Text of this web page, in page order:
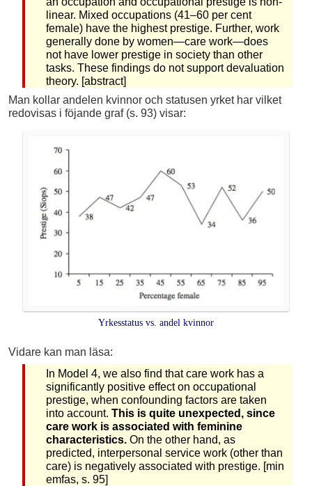
linear. Mixed occupations (41–60 per cent
female) have the highest prestige. Further, work
generally done by women—care work—does
not have lower prestige in society than other
tasks. These findings do not support devaluation
theory. [abstract]
Man kollar andelen kvinnor och statusen yrket har vilket
redovisas i föjande graf (s. 93) visar:
Yrkesstatus vs. andel kvinnor
Vidare kan man läsa:
In Model 4, we also find that care work has a
significantly positive effect on occupational
prestige, when confounding factors are taken
into account. This is quite unexpected, since
care work is associated with feminine
characteristics.On the other hand, as
predicted, interpersonal service work (other than
care) is negatively associated with prestige. [min
emfas, s. 95]